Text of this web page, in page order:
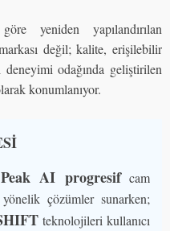
yeniden yapılandırılan
değil; kalite, erişilebilir
odağında geliştirilen
konumlanıyor.
Peak AI progresifcam
çözümler sunarken;
teknolojileri kullanıcı